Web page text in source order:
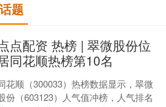
题
点配资 热榜 | 翠微股份位
同花顺热榜第10名
花顺（300033）热榜数据显示，翠微
份（603123）人气值冲榜，人气排名